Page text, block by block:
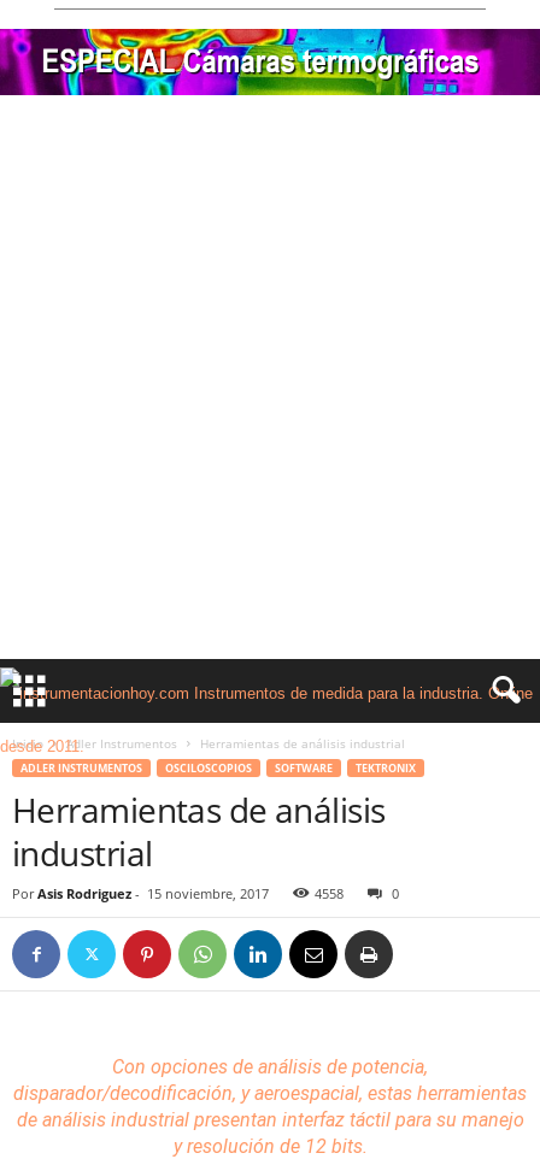
Inicio Adler Instrumentos Herramientas de análisis industrial
ADLER INSTRUMENTOS OSCILOSCOPIOS SOFTWARE TEKTRONIX
Herramientas de análisis
industrial
Por Asis Rodriguez - 15 noviembre, 2017 4558 0
Con opciones de análisis de potencia,
disparador/decodificación, y aeroespacial, estas herramientas
de análisis industrialpresentan interfaz táctil para su manejo
y resolución de 12 bits.